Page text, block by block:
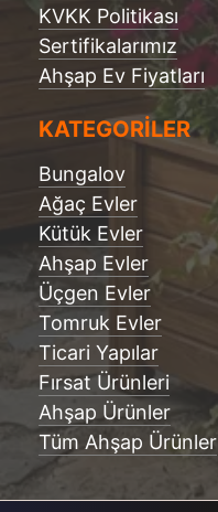
KVKK Politikası
Sertifikalarımız
Ahşap Ev Fiyatları
KATEGORİLER
Bungalov
Ağaç Evler
Kütük Evler
Ahşap Evler
Üçgen Evler
Tomruk Evler
Ticari Yapılar
Fırsat Ürünleri
Ahşap Ürünler
Tüm Ahşap Ürünler